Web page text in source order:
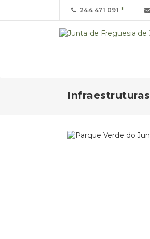
244 471 091
Infraestruturas